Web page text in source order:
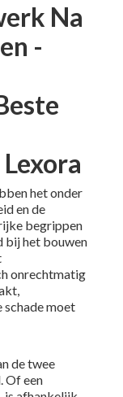
Na
-
het onder
en de
begrippen
bij het bouwen
onrechtmatig
schade moet
de twee
Of een